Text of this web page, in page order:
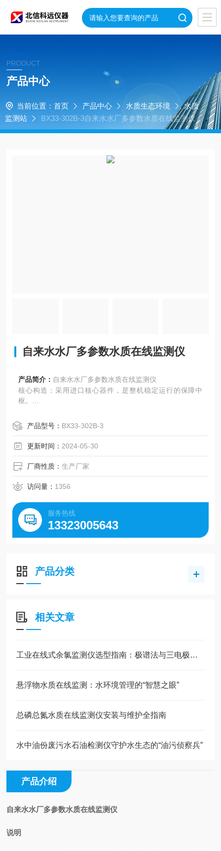
PRODUCT
产品中心
当前位置： 首页 产品中心 水质生态环境
水质
监测站
BX33-302B-3自来水水厂多参数水质在线监测仪
自来水水厂多参数水质在线监测仪
产品简介： 自来水水厂多参数水质在线监测仪
核心构造：采用进口核心器件，是整机稳定运行的保障中
枢。
灵活设计：自动识别传感器，实现任意组合、互换，即插即
用。
数据存储：数据存储、查看，数据存储达到≥30000条。
适用性高：可自定义为单参数、双参数、多参数控制器使
用，更好的节约成本。
通讯功能：具有RS-485通讯接口。
防水防尘：防护等级IP54,适宜户外使
产品型号： BX33-302B-3
更新时间： 2024-05-30
厂商性质：生产厂家
访问量： 1356
服务热线
13323005643
产品分类
相关文章
工业在线式余氯监测仪选型指南：极谱法与三电极法如何抉择？
悬浮物水质在线监测：水环境管理的“智慧之眼”
总磷总氮水质在线监测仪安装与维护全指南
水中油份废污水石油检测仪守护水生态的“油污侦察兵”
产品介绍
自来水水厂多参数水质在线监测仪
说明